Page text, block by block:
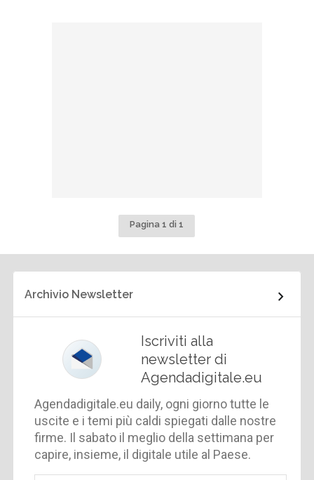
Pagina 1 di 1
Archivio Newsletter
Iscriviti alla
newsletter di
Agendadigitale.eu
Agendadigitale.eu daily, ogni giorno tutte le
uscite e i temi più caldi spiegati dalle nostre
firme. Il sabato il meglio della settimana per
capire, insieme, il digitale utile al Paese.